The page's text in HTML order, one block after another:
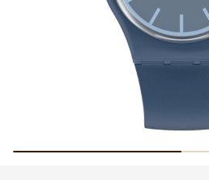
WHATSAPP
VOLEJTE 9:00–18:00